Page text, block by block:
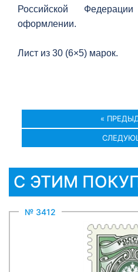
Российской
оформлении.
Лист из 30 (6×5) марок.
«
С ЭТИМ
№ 3412